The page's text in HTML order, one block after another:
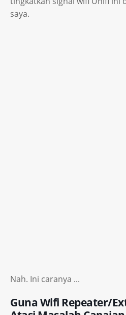
saya.
Nah. Ini caranya ...
Guna Wifi Repeater/